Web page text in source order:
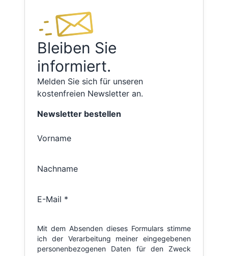
Bleiben Sie
informiert.
Melden Sie sich für unseren
kostenfreien Newsletter an.